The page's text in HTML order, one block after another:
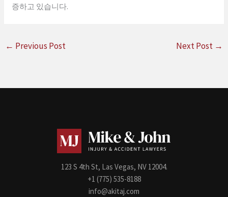
증하고 있습니다.
← Previous Post Next Post →
123 S 4th St, Las Vegas, NV 12004.
+1 (775) 535-8188
info@akitaj.com